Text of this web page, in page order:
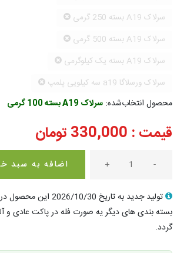
سرلاک A19 بسته 250 گرمی
سرلاک A19 بسته 500 گرمی
سرلاک A19 بسته یک کیلوگرمی
سرلاک ورسلاگا a19 سه کیلویی پلمپ
محصول انتخاب‌شده:سرلاک A19 بسته 100 گرمی
قیمت : 330,000 تومان
-
+ اضافه به سبد
بسته بندی های دیگر یه صورت فله در پاکت عادی و
گردد.